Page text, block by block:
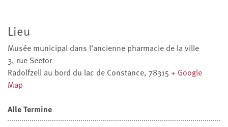
Lieu
Musée municipal dans l’ancienne pharmacie de la ville
3, rue Seetor
Radolfzell au bord du lac de Constance, 78315 + Google
Map
Alle Termine